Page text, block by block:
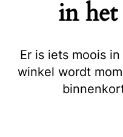
in het
Er is iets moois
winkel wordt